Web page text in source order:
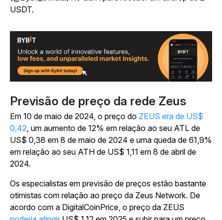
USDT.
Previsão de preço da rede Zeus
Em 10 de maio de 2024, o preço do ZEUS era de US$
0,42 , um aumento de 12% em relação ao seu ATL de
US$ 0,38 em 8 de maio de 2024 e uma queda de 61,9%
em relação ao seu ATH de US$ 1,11 em 8 de abril de
2024.
Os especialistas em previsão de preços estão bastante
otimistas com relação ao preço da Zeus Network. De
acordo com a DigitalCoinPrice, o preço da ZEUS